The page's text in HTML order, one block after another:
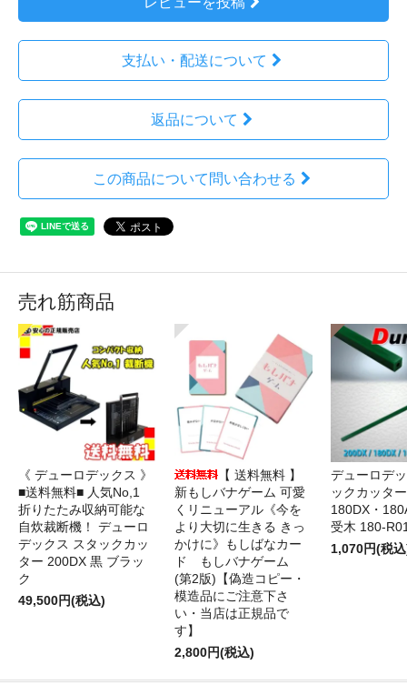
支払い・配送について
返品について
この商品について問い合わせる
売れ筋商品
《 デューロデックス 》
■送料無料■ 人気No,1
折りたたみ収納可能な
自炊裁断機！ デューロ
デックス スタックカッ
ター 200DX 黒 ブラッ
ク
49,500円(税込)
【 送料無料 】
新もしバナゲーム 可愛
くリニューアル《今を
より大切に生きる きっ
かけに》もしばなカー
ド もしバナゲーム
(第2版)【偽造コピー・
模造品にご注意下さ
い・当店は正規品で
す】
2,800円(税込)
デューロデ
ックカッタ
180DX・
受木 180-
1,070円(税